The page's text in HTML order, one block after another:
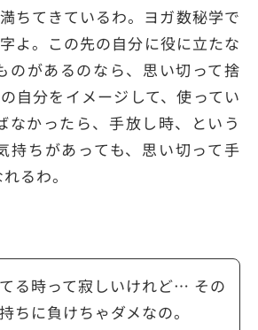
ちてきているわ。ヨガ数秘学で
よ。この先の自分に役に立たな
のがあるのなら、思い切って捨
自分をイメージして、使ってい
なかったら、手放し時、という
持ちがあっても、思い切って手
るわ。
る時って寂しいけれど… その
ちに負けちゃダメなの。